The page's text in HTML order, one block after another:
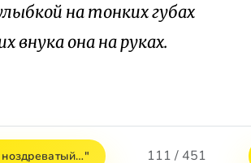
на тонких губах
внука она на руках.
111 / 451